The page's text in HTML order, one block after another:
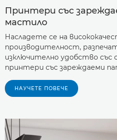
Принтери със
мастило
Насладете се на
производителност,
изключително удобство със
принтери със зареждаеми
НАУЧЕТЕ ПОВЕЧЕ